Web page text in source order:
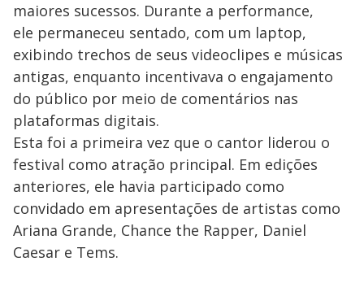
maiores sucessos. Durante a performance,
ele permaneceu sentado, com um laptop,
exibindo trechos de seus videoclipes e músicas
antigas, enquanto incentivava o engajamento
do público por meio de comentários nas
plataformas digitais.
Esta foi a primeira vez que o cantor liderou o
festival como atração principal. Em edições
anteriores, ele havia participado como
convidado em apresentações de artistas como
Ariana Grande, Chance the Rapper, Daniel
Caesar e Tems.